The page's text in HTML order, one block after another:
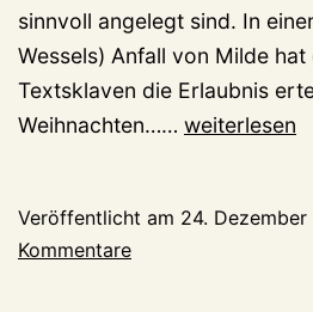
sinnvoll angelegt sind. In
Wessels) Anfall von Milde hat
Textsklaven die Erlaubnis
Weihnachten…… kleveblog
weiterlesen
Veröffentlicht am 24.
Kommentare